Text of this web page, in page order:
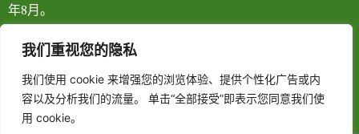
我们重视您的隐私
我们使用 cookie 来增强您的浏览体验、提供个性化广告或内
容以及分析我们的流量。 单击“全部接受”即表示您同意我们使
用 cookie。
年8月。
联系我们：
电话：0203 869 1875
邮件：
YangXi@oceantidefinance.com